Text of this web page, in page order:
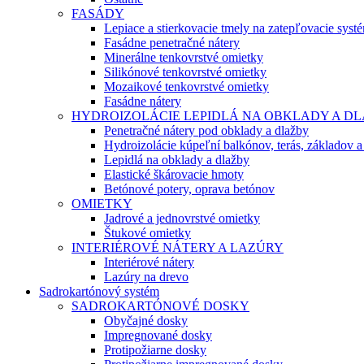
FASÁDY
Lepiace a stierkovacie tmely na zatepľovacie
Fasádne penetračné nátery
Minerálne tenkovrstvé omietky
Silikónové tenkovrstvé omietky
Mozaikové tenkovrstvé omietky
Fasádne nátery
HYDROIZOLÁCIE LEPIDLÁ NA OBKLADY A
Penetračné nátery pod obklady a dlažby
Hydroizolácie kúpeľní balkónov, terás, základov
Lepidlá na obklady a dlažby
Elastické škárovacie hmoty
Betónové potery, oprava betónov
OMIETKY
Jadrové a jednovrstvé omietky
Štukové omietky
INTERIÉROVÉ NÁTERY A LAZÚRY
Interiérové nátery
Lazúry na drevo
Sadrokartónový systém
SADROKARTÓNOVÉ DOSKY
Obyčajné dosky
Impregnované dosky
Protipožiarne dosky